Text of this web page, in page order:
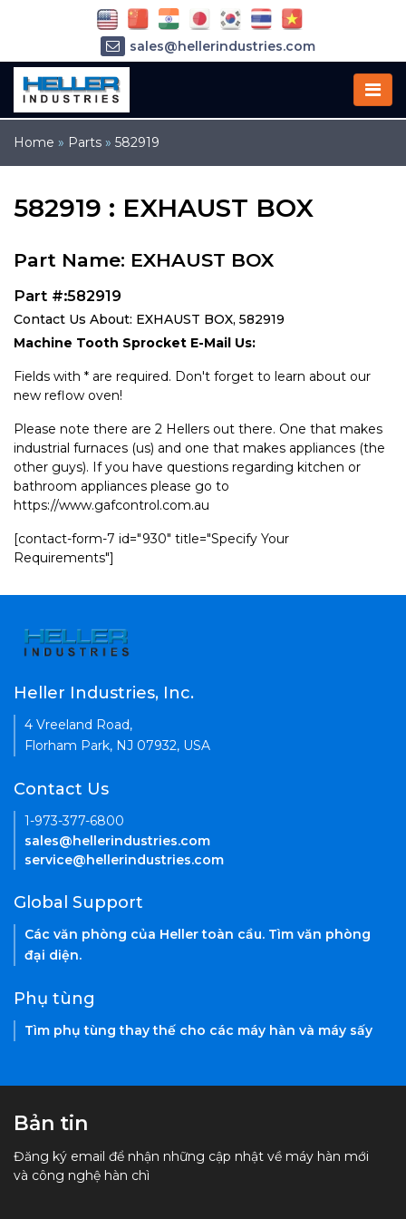
Home » Parts » 582919
582919 : EXHAUST BOX
Part Name: EXHAUST BOX
Part #:582919
Contact Us About: EXHAUST BOX, 582919
Machine Tooth Sprocket E-Mail Us:
Fields with * are required. Don't forget to learn about our
new reflow oven!
Please note there are 2 Hellers out there. One that makes
industrial furnaces (us) and one that makes appliances (the
other guys). If you have questions regarding kitchen or
bathroom appliances please go to
https://www.gafcontrol.com.au
[contact-form-7 id="930" title="Specify Your
Requirements"]
sales@hellerindustries.com
service@hellerindustries.com
Heller Industries, Inc.
4 Vreeland Road,
Florham Park, NJ 07932, USA
Contact Us
1-973-377-6800
sales@hellerindustries.com
service@hellerindustries.com
Global Support
Các văn phòng của Heller toàn cầu. Tìm văn phòng
đại diện.
Phụ tùng
Tìm phụ tùng thay thế cho các máy hàn và máy sấy
Bản tin
Đăng ký email để nhận những cập nhật về máy hàn mới
và công nghệ hàn chì